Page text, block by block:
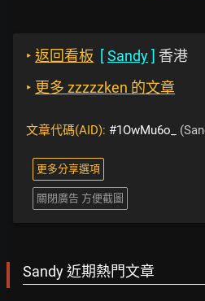
‣ 返回看板 [Sandy] 香港
‣ 更多 zzzzzken 的文章
文章代碼(AID): #1OwMu6o_
更多分享選項
關閉廣告 方便截圖
Sandy 近期熱門文章